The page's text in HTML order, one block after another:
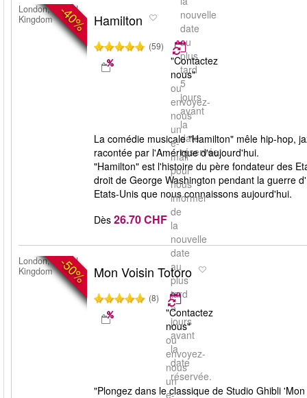
nouvelle
date
au
plus
tard
5
jours
avant
la
date
réservée.
-40%
London, United
Kingdom
Hamilton
(59)
"Contactez
nous"
ou
envoyez-
nous
un
e-
mail
pour
nous
informer
de
la
nouvelle
date
au
plus
tard
5
jours
avant
la
date
réservée.
La comédie musicale "Hamilton" mêle hip-hop,
racontée par l'Amérique d'aujourd'hui.
"Hamilton" est l'histoire du père fondateur des
droit de George Washington pendant la guerre
Etats-Unis que nous connaissons aujourd'hui.
Dès 26.70 CHF
-50%
London, United
Kingdom
Mon Voisin Totoro
(8)
"Contactez
nous"
ou
envoyez-
nous
un
e-
"Plongez dans le classique de Studio Ghibli